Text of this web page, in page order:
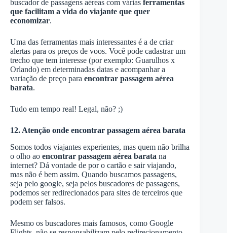
buscador de passagens aéreas com várias ferramentas
que facilitam a vida do viajante que quer
economizar.
Uma das ferramentas mais interessantes é a de criar
alertas para os preços de voos. Você pode cadastrar um
trecho que tem interesse (por exemplo: Guarulhos x
Orlando) em determinadas datas e acompanhar a
variação de preço para encontrar passagem aérea
barata.
Tudo em tempo real! Legal, não? ;)
12. Atenção onde encontrar passagem aérea barata
Somos todos viajantes experientes, mas quem não brilha
o olho ao encontrar passagem aérea barata na
internet? Dá vontade de por o cartão e sair viajando,
mas não é bem assim. Quando buscamos passagens,
seja pelo google, seja pelos buscadores de passagens,
podemos ser redirecionados para sites de terceiros que
podem ser falsos.
Mesmo os buscadores mais famosos, como Google